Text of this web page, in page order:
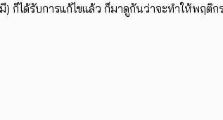
) ก็ได้รับการแก้ไขแล้ว ก็มาดูกันว่าจะทำให้พฤติก